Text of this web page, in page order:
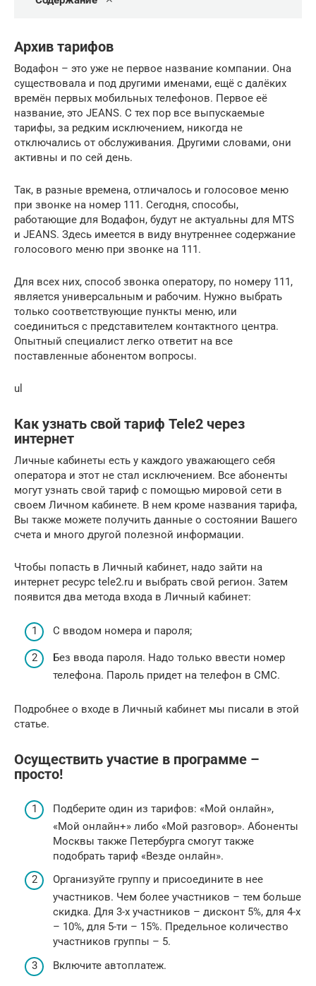
Архив тарифов
Водафон – это уже не первое название компании. Она
существовала и под другими именами, ещё с далёких
времён первых мобильных телефонов. Первое её
название, это JEANS. С тех пор все выпускаемые
тарифы, за редким исключением, никогда не
отключались от обслуживания. Другими словами, они
активны и по сей день.
Так, в разные времена, отличалось и голосовое меню
при звонке на номер 111. Сегодня, способы,
работающие для Водафон, будут не актуальны для MTS
и JEANS. Здесь имеется в виду внутреннее содержание
голосового меню при звонке на 111.
Для всех них, способ звонка оператору, по номеру 111,
является универсальным и рабочим. Нужно выбрать
только соответствующие пункты меню, или
соединиться с представителем контактного центра.
Опытный специалист легко ответит на все
поставленные абонентом вопросы.
ul
Как узнать свой тариф Tele2 через
интернет
Личные кабинеты есть у каждого уважающего себя
оператора и этот не стал исключением. Все абоненты
могут узнать свой тариф с помощью мировой сети в
своем Личном кабинете. В нем кроме названия тарифа,
Вы также можете получить данные о состоянии Вашего
счета и много другой полезной информации.
Чтобы попасть в Личный кабинет, надо зайти на
интернет ресурс tele2.ru и выбрать свой регион. Затем
появится два метода входа в Личный кабинет:
С вводом номера и пароля;
Без ввода пароля. Надо только ввести номер
телефона. Пароль придет на телефон в СМС.
Подробнее о входе в Личный кабинет мы писали в этой
статье.
Осуществить участие в программе –
просто!
Подберите один из тарифов: «Мой онлайн»,
«Мой онлайн+» либо «Мой разговор». Абоненты
Москвы также Петербурга смогут также
подобрать тариф «Везде онлайн».
Организуйте группу и присоедините в нее
участников. Чем более участников – тем больше
скидка. Для 3-х участников – дисконт 5%, для 4-х
– 10%, для 5-ти – 15%. Предельное количество
участников группы – 5.
Включите автоплатеж.